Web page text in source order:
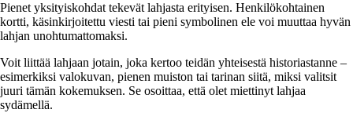
Pienet yksityiskohdat tekevät lahjasta erityisen. Henkilökohtainen
kortti, käsinkirjoitettu viesti tai pieni symbolinen ele voi muuttaa hyvän
lahjan unohtumattomaksi.
Voit liittää lahjaan jotain, joka kertoo teidän yhteisestä historiastanne –
esimerkiksi valokuvan, pienen muiston tai tarinan siitä, miksi valitsit
juuri tämän kokemuksen. Se osoittaa, että olet miettinyt lahjaa
sydämellä.